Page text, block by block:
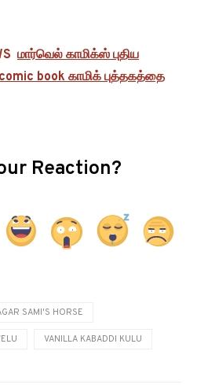
மார்வெல் காமிக்ஸ் புதிய
book காமிக் புத்தகத்தை
Reaction?
SAMI'S HORSE
VANILLA KABADDI KULU